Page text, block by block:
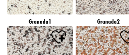
Granada1 Granada2